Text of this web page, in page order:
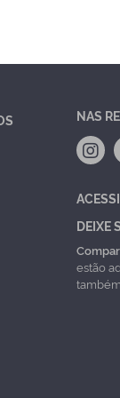
NAS
DEIXE
estão